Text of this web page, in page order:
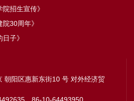
招生宣传》
30周年》
子》
朝阳区惠新东街10 号 对外经济贸
、86-10-64493950